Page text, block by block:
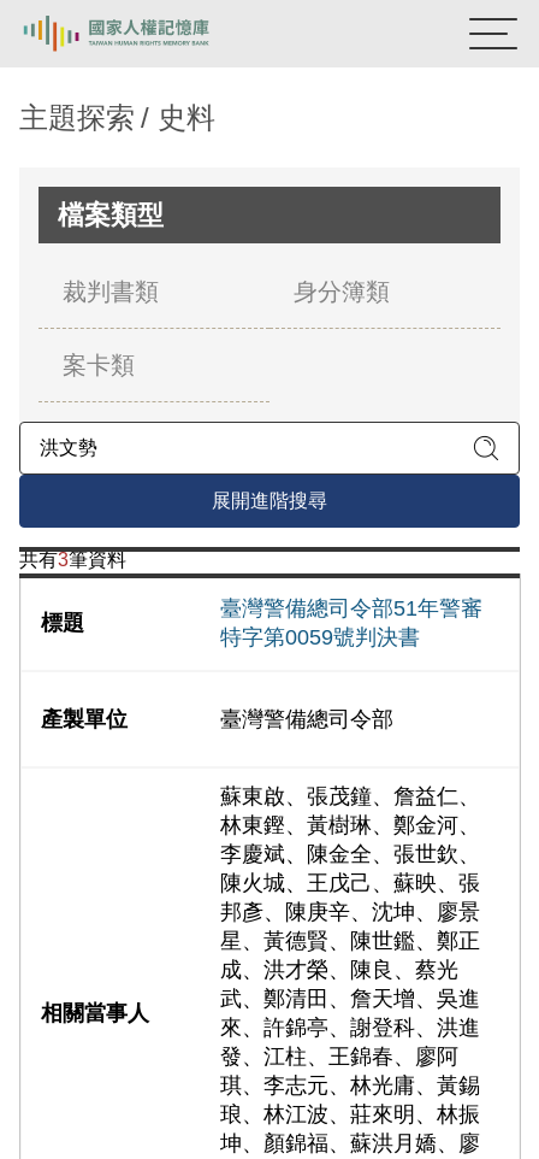
新生訓導處
關於我們
意見信箱
主題探索 史料
檔案類型
裁判書類 身分簿類
案卡類
展開進階搜尋
共有3筆資料
臺灣警備總司令部51年警審
特字第0059號判決書
臺灣警備總司令部
蘇東啟、張茂鐘、詹益仁、
林東鏗、黃樹琳、鄭金河、
李慶斌、陳金全、張世欽、
陳火城、王戊己、蘇映、張
邦彥、陳庚辛、沈坤、廖景
星、黃德賢、陳世鑑、鄭正
成、洪才榮、陳良、蔡光
武、鄭清田、詹天增、吳進
來、許錦亭、謝登科、洪進
發、江柱、王錦春、廖阿
琪、李志元、林光庸、黃錫
琅、林江波、莊來明、林振
坤、顏錦福、蘇洪月嬌、廖